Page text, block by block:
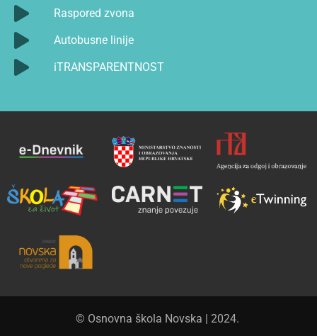
Raspored zvona
Autobusne linije
iTRANSPARENTNOST
© Osnovna škola Novska | 2024.